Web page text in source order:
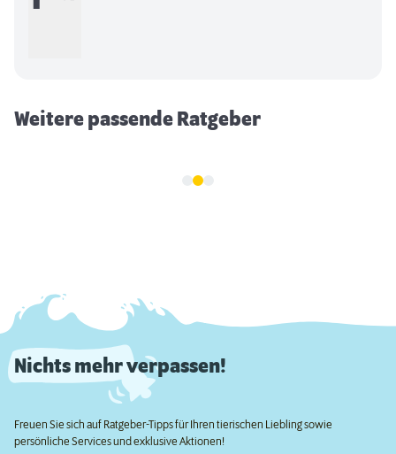
Weitere passende Ratgeber
Nichts mehr verpassen!
Freuen Sie sich auf Ratgeber-Tipps für Ihren tierischen Liebling sowie
persönliche Services und exklusive Aktionen!